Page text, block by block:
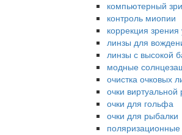
компьютерный
контроль миопии
коррекция зрения
линзы для
линзы с высокой
модные
очистка очковых
очки виртуальной
очки для гольфа
очки для рыбалки